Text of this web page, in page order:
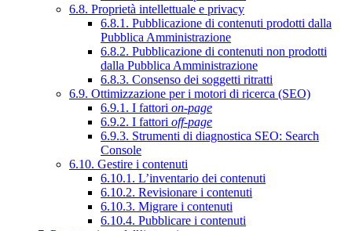
6.8. Proprietà intellettuale e privacy
6.8.1. Pubblicazione di contenuti prodotti dalla
Pubblica Amministrazione
6.8.2. Pubblicazione di contenuti non prodotti
dalla Pubblica Amministrazione
6.8.3. Consenso dei soggetti ritratti
6.9. Ottimizzazione per i motori di ricerca (SEO)
6.9.1. I fattori on-page
6.9.2. I fattori off-page
6.9.3. Strumenti di diagnostica SEO: Search
Console
6.10. Gestire i contenuti
6.10.1. L’inventario dei contenuti
6.10.2. Revisionare i contenuti
6.10.3. Migrare i contenuti
6.10.4. Pubblicare i contenuti